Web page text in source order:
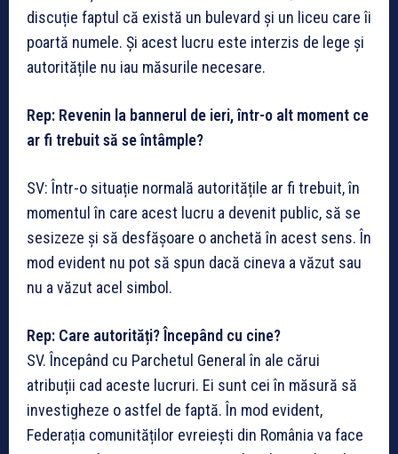
discuție faptul că există un bulevard și un liceu care îi
poartă numele. Și acest lucru este interzis de lege și
autoritățile nu iau măsurile necesare.
Rep: Revenin la bannerul de ieri, într-o alt moment ce
ar fi trebuit să se întâmple?
SV: Într-o situație normală autoritățile ar fi trebuit, în
momentul în care acest lucru a devenit public, să se
sesizeze și să desfășoare o anchetă în acest sens. În
mod evident nu pot să spun dacă cineva a văzut sau
nu a văzut acel simbol.
Rep: Care autorități? Începând cu cine?
SV. Începând cu Parchetul General în ale cărui
atribuții cad aceste lucruri. Ei sunt cei în măsură să
investigheze o astfel de faptă. În mod evident,
Federația comunităților evreiești din România va face